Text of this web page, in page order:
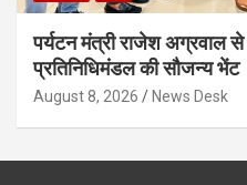
पर्यटन मंत्री राजेश अग्रवाल
प्रतिनिधिमंडल की सौजन्य भेंट
August 8, 2026 News Desk